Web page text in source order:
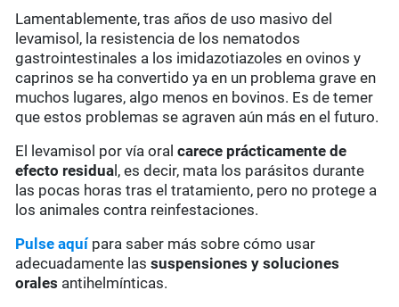
Lamentablemente, tras años de uso masivo del
levamisol, la resistencia de los nematodos
gastrointestinales a los imidazotiazoles en ovinos y
caprinos se ha convertido ya en un problema grave en
muchos lugares, algo menos en bovinos. Es de temer
que estos problemas se agraven aún más en el futuro.
El levamisol por vía oralcarece prácticamente de
efecto residua l, es decir, mata los parásitos durante
las pocas horas tras el tratamiento, pero no protege a
los animales contra reinfestaciones.
Pulse aquí para saber más sobre cómo usar
adecuadamente lassuspensiones y soluciones
orales antihelmínticas.